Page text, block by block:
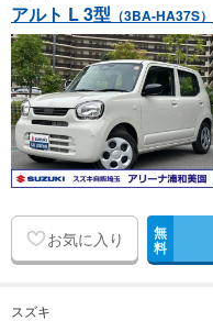
アルト L 3型 （3BA-HA37S）
お気に入り 無
料
スズキ